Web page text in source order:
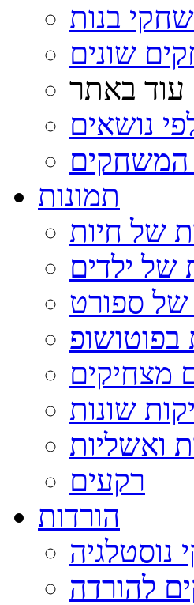
בנות
שונים
עוד באתר
נושאים
המשחקים
תמונות
של חיות
של ילדים
של ספורט
בפוטושופ
מצחיקים
שונות
ואשליות
רקעים
הורדות
נוסטלגיה
להורדה